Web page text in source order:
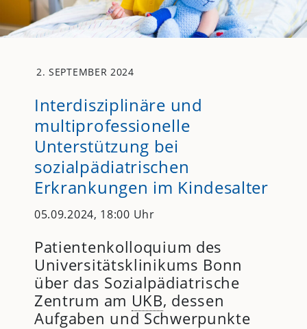
2. SEPTEMBER 2024
Interdisziplinäre und
multiprofessionelle
Unterstützung bei
sozialpädiatrischen
Erkrankungen im Kindesalter
05.09.2024, 18:00 Uhr
Patientenkolloquium des
Universitätsklinikums Bonn
über das Sozialpädiatrische
Zentrum am UKB, dessen
Aufgaben und Schwerpunkte